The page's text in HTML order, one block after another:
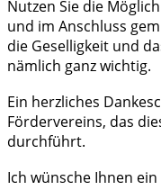
Nutzen Sie die
und im Anschluss
die Geselligkeit und
nämlich ganz wichtig.
Ein herzliches
Fördervereins, das
durchführt.
Ich wünsche Ihnen